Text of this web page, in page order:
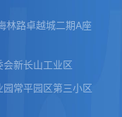
林路卓越城二期A座
新长山工业区
常平园区第三小区